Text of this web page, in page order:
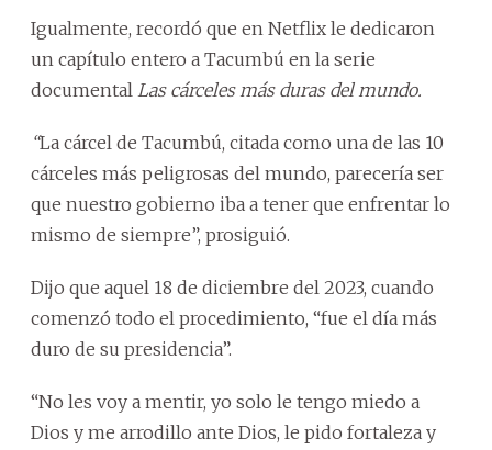
Igualmente, recordó que en Netflix le dedicaron
un capítulo entero a Tacumbú en la serie
documental Las cárceles más duras del mundo.
“La cárcel de Tacumbú, citada como una de las 10
cárceles más peligrosas del mundo, parecería ser
que nuestro gobierno iba a tener que enfrentar lo
mismo de siempre”, prosiguió.
Dijo que aquel 18 de diciembre del 2023, cuando
comenzó todo el procedimiento, “fue el día más
duro de su presidencia”.
“No les voy a mentir, yo solo le tengo miedo a
Dios y me arrodillo ante Dios, le pido fortaleza y